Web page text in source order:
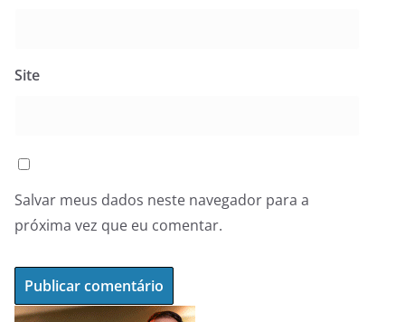
Site
Salvar meus dados neste navegador para a
próxima vez que eu comentar.